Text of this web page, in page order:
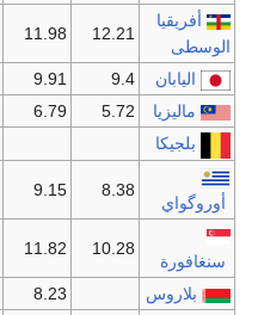
أفريقيا
الوسطى
12.21
11.98
اليابان 9.4
9.91
ماليزيا
5.72
6.79
بلجيكا
أوروگواي
8.38
9.15
سنغافورة
10.28
11.82
بلاروس 8.23